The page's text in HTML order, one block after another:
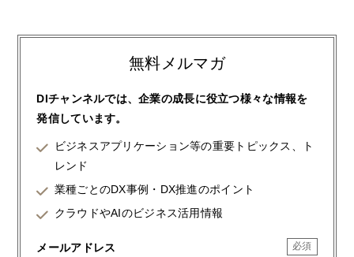
無料メルマガ
DIチャンネルでは、企業の成長に役立つ様々な情報を
発信しています。
ビジネスアプリケーション等の重要トピックス、ト
レンド
業種ごとのDX事例・DX推進のポイント
クラウドやAIのビジネス活用情報
メールアドレス